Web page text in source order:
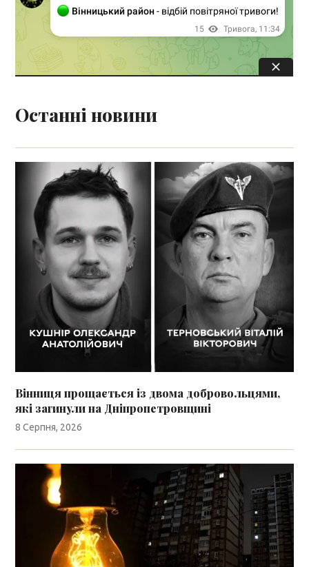
Останні новини
Вінниця прощається із двома добровольцями,
які загинули на Дніпропетровщині
8 Серпня, 2026